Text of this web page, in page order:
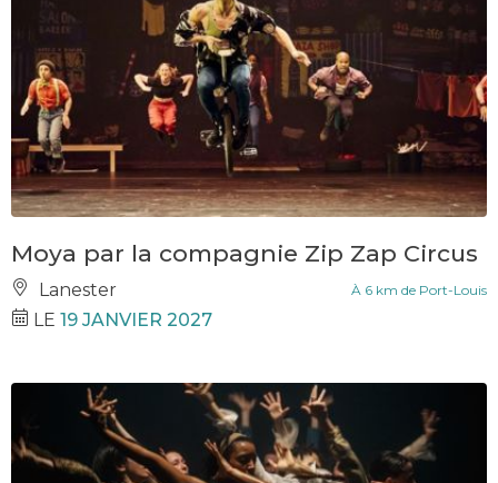
Moya par la compagnie Zip Zap Circus
Lanester À 6 km de Port-Louis
LE 19 JANVIER 2027